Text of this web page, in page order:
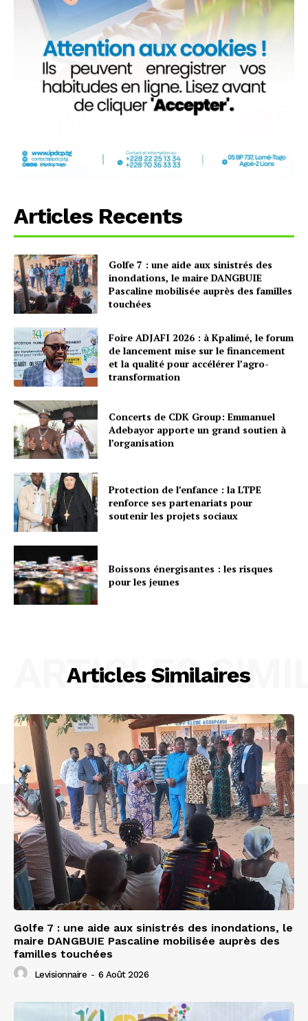
Articles Recents
Golfe 7 : une aide aux sinistrés des
inondations, le maire DANGBUIE
Pascaline mobilisée auprès des familles
touchées
Foire ADJAFI 2026 : à Kpalimé, le forum
de lancement mise sur le financement
et la qualité pour accélérer l’agro-
transformation
Concerts de CDK Group: Emmanuel
Adebayor apporte un grand soutien à
l’organisation
Protection de l’enfance : la LTPE
renforce ses partenariats pour
soutenir les projets sociaux
Boissons énergisantes : les risques
pour les jeunes
Articles Similaires
ARTICLES
Golfe 7 : une aide aux sinistrés des inondations, le
maire DANGBUIE Pascaline mobilisée auprès des
familles touchées
Levisionnaire - 6 Août 2026